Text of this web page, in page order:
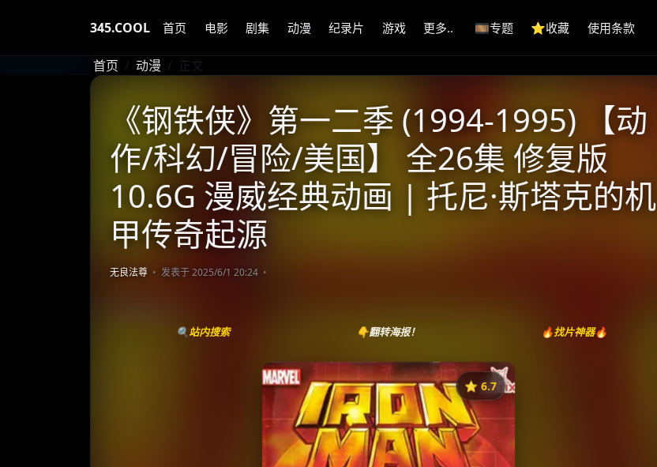
345.COOL 首页 电影 剧集 动漫 纪录片 游戏 更多.. 🎞️专题 ⭐️收藏 使用条款
首页 动漫 正文
《钢铁侠》第一二季 (1994-1995) 【动
作/科幻/冒险/美国】 全26集 修复版
10.6G 漫威经典动画 | 托尼·斯塔克的机
甲传奇起源
无良法尊 发表于 2025/6/1 20:24
🔍站内搜索 👇翻转海报！ 🔥找片神器🔥
⭐️ 6.7
《钢铁侠》
⭐
收藏
⭐️ 评分：6.7 | 🎬 1994年
✅ 已完结